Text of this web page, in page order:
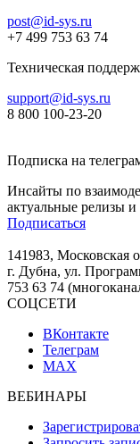
post@id-sys.ru
+7 499 753 63 74
Техническая
support@id-sys.ru
8 800 100-23-20
Подписка на
Инсайты по
актуальные релизы и
Подписаться
141983, Московская
г. Дубна, ул.
753 63 74
СОЦСЕТИ
ВКонтакте
Телеграм
MAX
ВЕБИНАРЫ